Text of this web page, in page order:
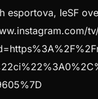
esportova, IeSF